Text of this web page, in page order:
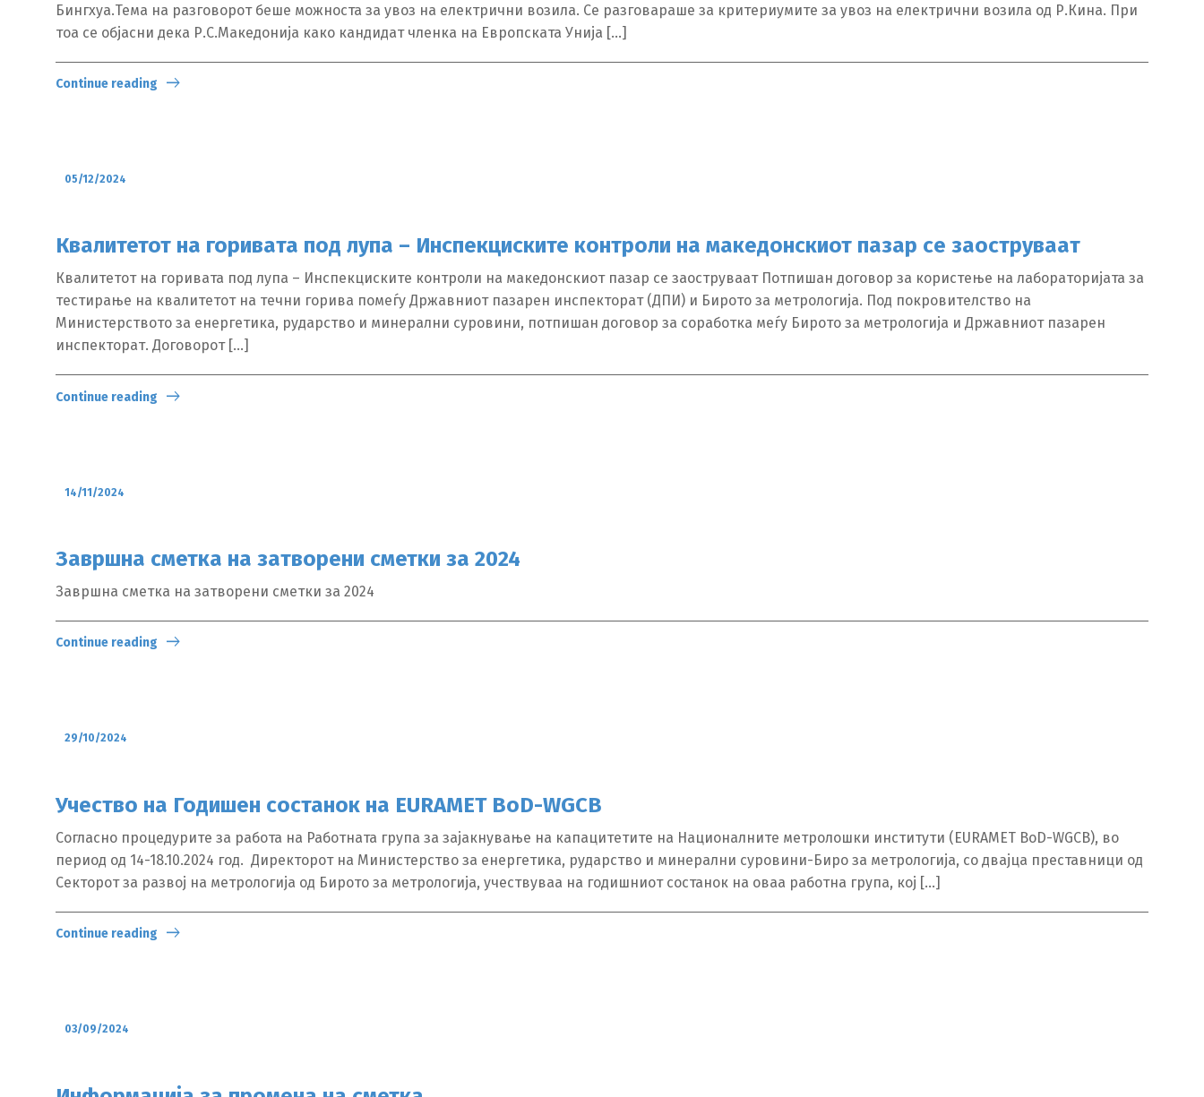
Бингхуа.Тема на разговорот беше можноста за увоз на електрични возила. Се разговараше за критериумите за увоз на електрични возила од Р.Кина. При
тоа се објасни дека Р.С.Македонија како кандидат членка на Европската Унија […]
Continue reading
05/12/2024
Квалитетот на горивата под лупа – Инспекциските контроли на македонскиот пазар се заоструваат
Квалитетот на горивата под лупа – Инспекциските контроли на македонскиот пазар се заоструваат Потпишан договор за користење на лабораторијата за
тестирање на квалитетот на течни горива помеѓу Државниот пазарен инспекторат (ДПИ) и Бирото за метрологија. Под покровителство на
Министерството за енергетика, рударство и минерални суровини, потпишан договор за соработка меѓу Бирото за метрологија и Државниот пазарен
инспекторат. Договорот […]
Continue reading
14/11/2024
Завршна сметка на затворени сметки за 2024
Завршна сметка на затворени сметки за 2024
Continue reading
29/10/2024
Учество на Годишен состанок на EURAMET BoD-WGCB
Согласно процедурите за работа на Работната група за зајакнување на капацитетите на Националните метролошки институти (EURAMET BoD-WGCB), во
период од 14-18.10.2024 год. Директорот на Министерство за енергетика, рударство и минерални суровини-Биро за метрологија, со двајца преставници од
Секторот за развој на метрологија од Бирото за метрологија, учествуваа на годишниот состанок на оваа работна група, кој […]
Continue reading
03/09/2024